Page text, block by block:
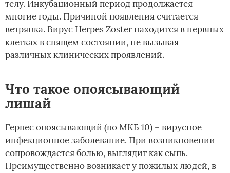
телу. Инкубационный период продолжается
многие годы. Причиной появления считается
ветрянка. Вирус Herpes Zoster находится в нервных
клетках в спящем состоянии, не вызывая
различных клинических проявлений.
Что такое опоясывающий
лишай
Герпес опоясывающий (по МКБ 10) – вирусное
инфекционное заболевание. При возникновении
сопровождается болью, выглядит как сыпь.
Преимущественно возникает у пожилых людей, в